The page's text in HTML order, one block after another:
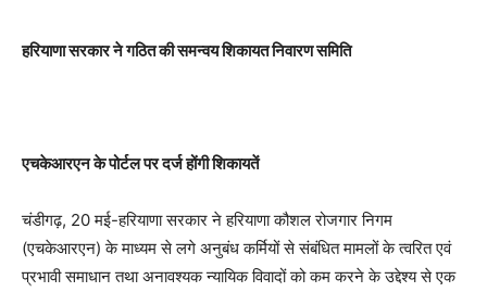
हरियाणा सरकार ने गठित की समन्वय शिकायत निवारण समिति
एचकेआरएन के पोर्टल पर दर्ज होंगी शिकायतें
चंडीगढ़, 20 मई-हरियाणा सरकार ने हरियाणा कौशल रोजगार निगम
(एचकेआरएन) के माध्यम से लगे अनुबंध कर्मियों से संबंधित मामलों के त्वरित एवं
प्रभावी समाधान तथा अनावश्यक न्यायिक विवादों को कम करने के उद्देश्य से एक